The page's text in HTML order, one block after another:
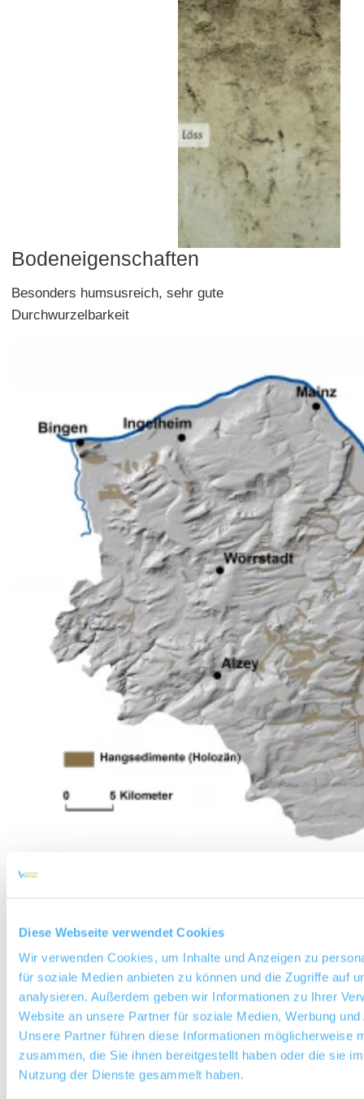
Diese Webseite verwendet Cookies
Wir verwenden Cookies, um Inhalte und Anzeigen zu
für soziale Medien anbieten zu können und die Zugriffe auf
analysieren. Außerdem geben wir Informationen zu Ihrer
Website an unsere Partner für soziale Medien, Werbung
Unsere Partner führen diese Informationen möglicherweise
zusammen, die Sie ihnen bereitgestellt haben oder die sie
Nutzung der Dienste gesammelt haben.
Bodeneigenschaften
Besonders humsusreich, sehr gute
Durchwurzelbarkeit